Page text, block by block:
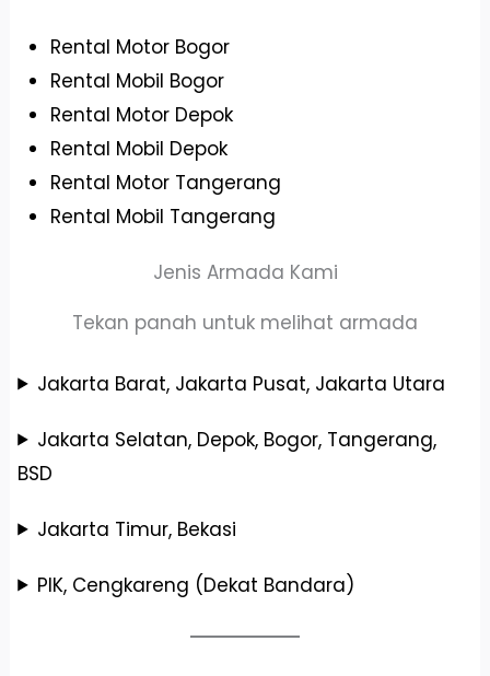
Rental Motor Bogor
Rental Mobil Bogor
Rental Motor Depok
Rental Mobil Depok
Rental Motor Tangerang
Rental Mobil Tangerang
Jenis Armada Kami
Tekan panah untuk melihat armada
Jakarta Barat, Jakarta Pusat, Jakarta Utara
Jakarta Selatan, Depok, Bogor, Tangerang,
BSD
Jakarta Timur, Bekasi
PIK, Cengkareng (Dekat Bandara)